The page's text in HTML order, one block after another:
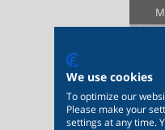
We use cookies
To optimize our
Please make your
settings at any time.